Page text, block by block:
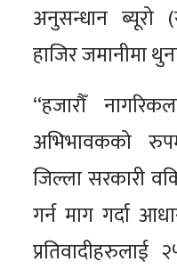
अनुसन्धान ब्यूरो
हाजिर जमानीमा
“हजारौँ
अभिभावकको
जिल्ला सरकारी
गर्न माग गर्दा